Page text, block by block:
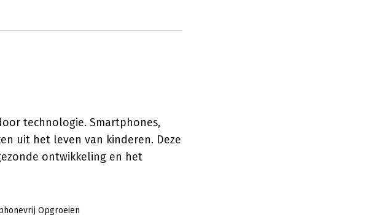
technologie. Smartphones,
uit het leven van kinderen. Deze
ontwikkeling en het
Opgroeien